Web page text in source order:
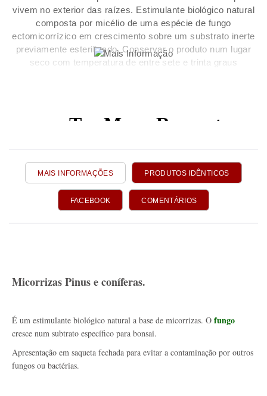
vivem no exterior das raízes. Estimulante biológico natural
composta por micélio de uma espécie de fungo
ectomicorrízico em crescimento sobre um substrato inerte
previamente esterilizado. Conservar o produto num lugar
seco com temperatura de entre sete e trinta graus
MAIS INFORMAÇÕES PRODUTOS IDÊNTICOS
FACEBOOK COMENTÁRIOS
Micorrizas Pinus e coníferas.
É um estimulante biológico natural a base de micorrizas. O fungo
cresce num subtrato específico para bonsai.
Apresentação em saqueta fechada para evitar a contaminação por outros
fungos ou bactérias.